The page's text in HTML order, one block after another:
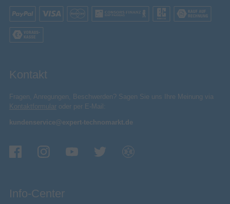
Kontakt
Fragen, Anregungen, Beschwerden? Sagen Sie uns Ihre Meinung via
Kontaktformular oder per E-Mail:
kundenservice@expert-technomarkt.de
Info-Center